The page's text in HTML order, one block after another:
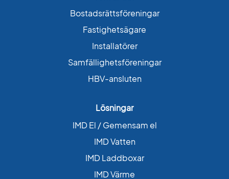
Bostadsrättsföreningar
Fastighetsägare
Installatörer
Samfällighetsföreningar
HBV-ansluten
Lösningar
IMD El / Gemensam el
IMD Vatten
IMD Laddboxar
IMD Värme